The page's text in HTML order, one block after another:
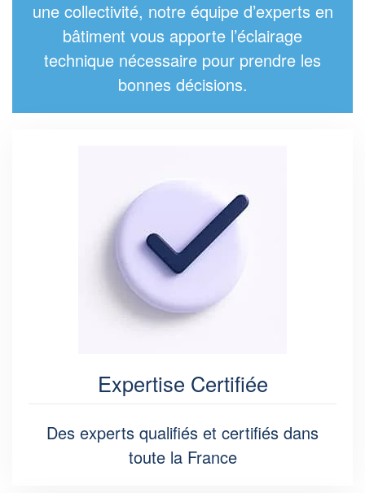
une collectivité, notre équipe d’experts en
bâtiment vous apporte l’éclairage
technique nécessaire pour prendre les
bonnes décisions.
Expertise Certifiée
Des experts qualifiés et certifiés dans
toute la France